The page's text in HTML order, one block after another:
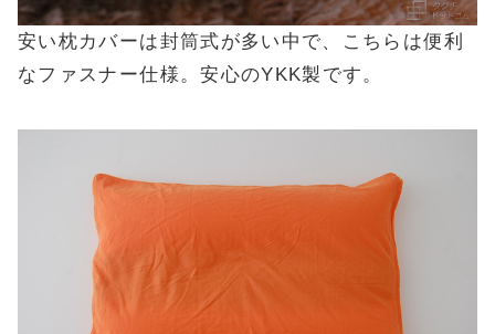
安い枕カバーは封筒式が多い中で、こちらは便利
なファスナー仕様。安心のYKK製です。